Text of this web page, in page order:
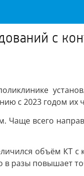
с
с 2023 годом их
Чаще всего
объём КТ с
в разы повышает